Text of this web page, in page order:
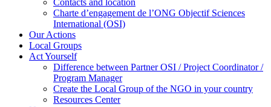
Charte d’engagement de l’ONG Objectif Sciences
International (OSI)
Our Actions
Local Groups
Act Yourself
Difference between Partner OSI / Project Coordinator /
Program Manager
Create the Local Group of the NGO in your country
Resources Center